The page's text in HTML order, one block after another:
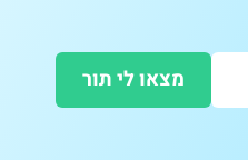
מצאו לי תור